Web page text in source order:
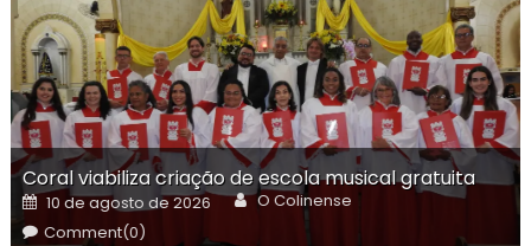
Coral viabiliza criação de escola musical gratuita
Posted
on
10 de agosto de 2026 Author
O Colinense
Comment(0)